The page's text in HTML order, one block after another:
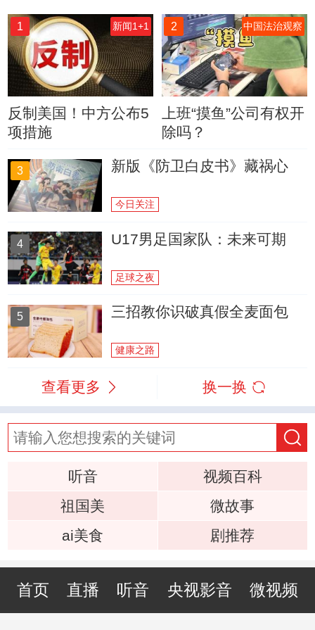
1 新闻1+1
反制美国！中方公布5
项措施
2 中国法治观察
上班“摸鱼”公司有权开
除吗？
3 新版《防卫白皮书》藏祸心
今日关注
4 U17男足国家队：未来可期
足球之夜
5 三招教你识破真假全麦面包
健康之路
查看更多 换一换
听音
视频百科
祖国美
微故事
ai美食
剧推荐
首页 直播 听音 央视影音 微视频